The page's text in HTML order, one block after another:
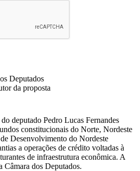
Deputados
da proposta
deputado Pedro Lucas Fernandes
constitucionais do Norte, Nordeste
Desenvolvimento do Nordeste
a operações de crédito voltadas à
de infraestrutura econômica. A
Câmara dos Deputados.